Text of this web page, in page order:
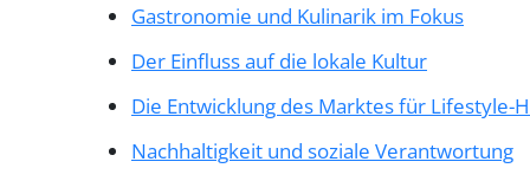
Gastronomie und Kulinarik im Fokus
Der Einfluss auf die lokale Kultur
Die Entwicklung des Marktes für Lifestyle-
Nachhaltigkeit und soziale Verantwortung